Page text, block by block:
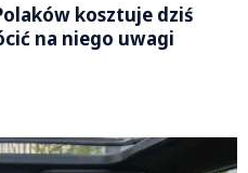
kosztuje dziś
na niego uwagi